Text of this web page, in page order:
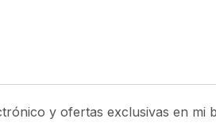
y ofertas exclusivas en mi